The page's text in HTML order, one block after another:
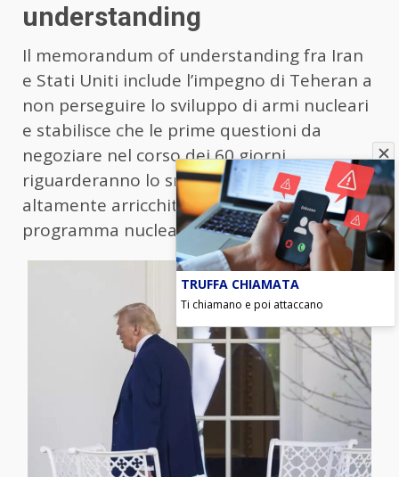
understanding
Il memorandum of understanding fra Iran
e Stati Uniti include l’impegno di Teheran a
non perseguire lo sviluppo di armi nucleari
e stabilisce che le prime questioni da
negoziare nel corso dei 60 giorni
riguarderanno lo smaltimento dell’uranio
altamente arricchito e la gestione del
programma nucleare iraniano.
TRUFFA CHIAMATA
Ti chiamano e poi attaccano